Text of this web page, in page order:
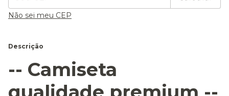
Não sei meu CEP
Descrição
-- Camiseta